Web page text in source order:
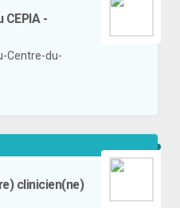
CEPIA -
Centre-du-
clinicien(ne)